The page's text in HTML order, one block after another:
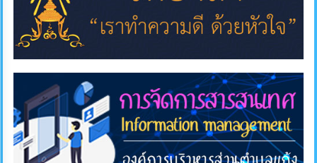
การ
บริหาร
และ
พัฒนา
ทรัพยากร
บุคคล